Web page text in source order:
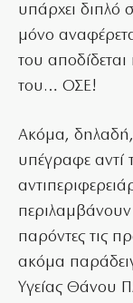
υπάρχει διπλό
μόνο
του
του… ΟΣΕ!
Ακόμα,
υπέγραφε αντί
περιλαμβάνουν
παρόντες τις
ακόμα
Υγείας Θάνου